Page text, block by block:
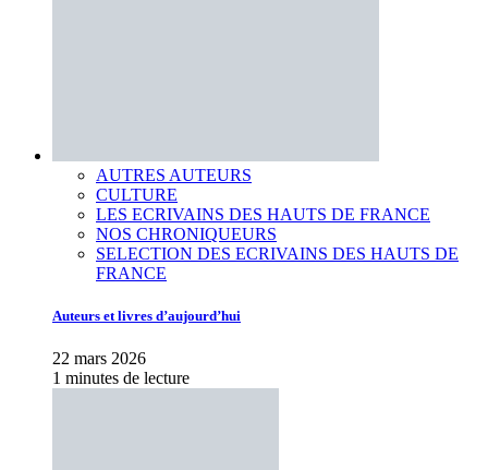
AUTRES AUTEURS
CULTURE
LES ECRIVAINS DES HAUTS DE FRANCE
NOS CHRONIQUEURS
SELECTION DES ECRIVAINS DES HAUTS DE
FRANCE
Auteurs et livres d’aujourd’hui
22 mars 2026
1 minutes de lecture